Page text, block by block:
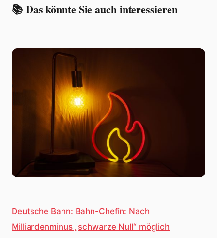
📚 Das könnte Sie auch interessieren
Deutsche Bahn: Bahn-Chefin: Nach
Milliardenminus „schwarze Null“ möglich